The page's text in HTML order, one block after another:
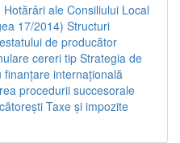
Hotărâri ale Consiliului Local
17/2014) Structuri
de producător
cereri tipStrategia de
finanţare internaţională
procedurii succesorale
Taxe şi impozite